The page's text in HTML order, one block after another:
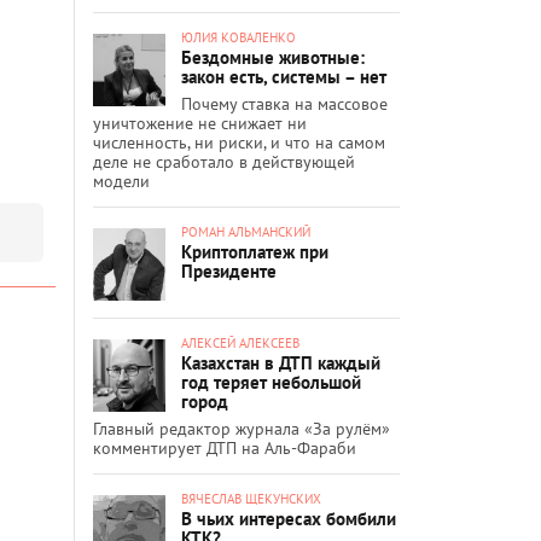
ЮЛИЯ КОВАЛЕНКО
Бездомные животные:
закон есть, системы – нет
Почему ставка на массовое
уничтожение не снижает ни
численность, ни риски, и что на самом
деле не сработало в действующей
модели
РОМАН АЛЬМАНСКИЙ
Криптоплатеж при
Президенте
АЛЕКСЕЙ АЛЕКСЕЕВ
Казахстан в ДТП каждый
год теряет небольшой
город
Главный редактор журнала «За рулём»
комментирует ДТП на Аль-Фараби
ВЯЧЕСЛАВ ЩЕКУНСКИХ
В чьих интересах бомбили